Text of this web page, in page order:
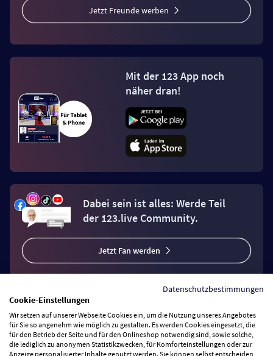
Jetzt Freunde werben
Mit der 123 App noch
näher dran!
Dabei sein ist alles: Werde Teil
der 123.live Community.
Jetzt Fan werden
Vertrag widerrufen
Datenschutzbestimmungen
Cookie-Einstellungen
Wir setzen auf unserer Webseite Cookies ein, um die Nutzung unseres Angebotes
für Sie so angenehm wie möglich zu gestalten. Es werden Cookies eingesetzt, die
für den Betrieb der Seite und für den Onlineshop notwendig sind, sowie solche,
die lediglich zu anonymen Statistikzwecken, für Komforteinstellungen oder zur
Anzeige personalisierter Inhalte genutzt werden. Sie können selbst entscheiden,